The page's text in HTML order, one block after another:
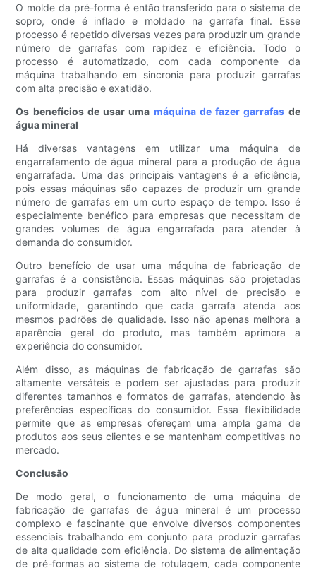
O molde da pré-forma é então transferido para o sistema de
sopro, onde é inflado e moldado na garrafa final. Esse
processo é repetido diversas vezes para produzir um grande
número de garrafas com rapidez e eficiência. Todo o
processo é automatizado, com cada componente da
máquina trabalhando em sincronia para produzir garrafas
com alta precisão e exatidão.
Os benefícios de usar uma máquina de fazer garrafas de
água mineral
Há diversas vantagens em utilizar uma máquina de
engarrafamento de água mineral para a produção de água
engarrafada. Uma das principais vantagens é a eficiência,
pois essas máquinas são capazes de produzir um grande
número de garrafas em um curto espaço de tempo. Isso é
especialmente benéfico para empresas que necessitam de
grandes volumes de água engarrafada para atender à
demanda do consumidor.
Outro benefício de usar uma máquina de fabricação de
garrafas é a consistência. Essas máquinas são projetadas
para produzir garrafas com alto nível de precisão e
uniformidade, garantindo que cada garrafa atenda aos
mesmos padrões de qualidade. Isso não apenas melhora a
aparência geral do produto, mas também aprimora a
experiência do consumidor.
Além disso, as máquinas de fabricação de garrafas são
altamente versáteis e podem ser ajustadas para produzir
diferentes tamanhos e formatos de garrafas, atendendo às
preferências específicas do consumidor. Essa flexibilidade
permite que as empresas ofereçam uma ampla gama de
produtos aos seus clientes e se mantenham competitivas no
mercado.
Conclusão
De modo geral, o funcionamento de uma máquina de
fabricação de garrafas de água mineral é um processo
complexo e fascinante que envolve diversos componentes
essenciais trabalhando em conjunto para produzir garrafas
de alta qualidade com eficiência. Do sistema de alimentação
de pré-formas ao sistema de rotulagem, cada componente